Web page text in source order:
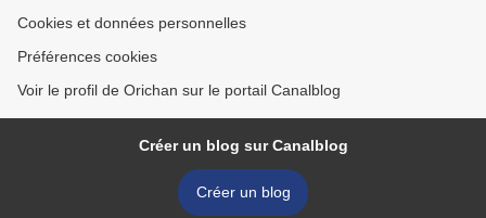
Cookies et données personnelles
Préférences cookies
Voir le profil de Orichan sur le portail Canalblog
Créer un blog sur Canalblog
Créer un blog